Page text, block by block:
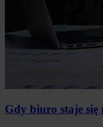
Gdy biuro staje się